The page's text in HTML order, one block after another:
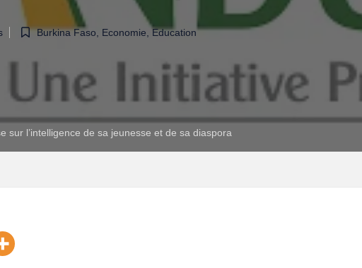
Burkina Faso Economie Education
sur l’intelligence de sa jeunesse et de sa diaspora